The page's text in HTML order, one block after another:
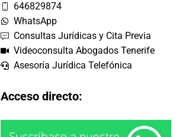
646829874
WhatsApp
Consultas Jurídicas y Cita Previa
Videoconsulta Abogados Tenerife
Asesoría Jurídica Telefónica
Acceso directo: